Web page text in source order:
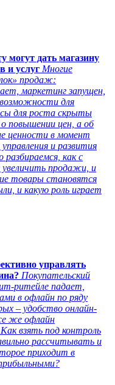
могут дать магазину
и услуг Многие
продаж:
маркетинг запущен,
для
для роста скрыты
повышении цен, а об
ценности в момент
и развития
разбираемся, как с
продажи, и
товары становятся
и какую роль играет
управлять
Покупательский
ритейле падает,
в офлайн по ряду
– удобство онлайн-
же офлайн
взять под контроль
рассчитывать и
приходит в